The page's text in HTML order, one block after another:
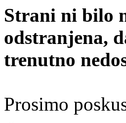
Strani ni bilo
odstranjena,
trenutno
Prosimo